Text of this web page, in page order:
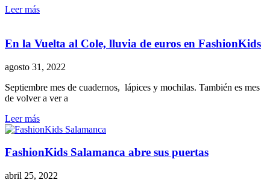
Leer más
En la Vuelta al Cole, lluvia de euros en FashionKids
agosto 31, 2022
Septiembre mes de cuadernos, lápices y mochilas. También es mes
de volver a ver a
Leer más
FashionKids Salamanca abre sus puertas
abril 25, 2022